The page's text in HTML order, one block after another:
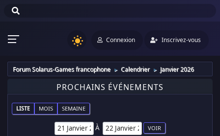
Connexion Inscrivez-vous
Forum Solarus-Games francophone ► Calendrier ► Janvier 2026
PROCHAINS ÉVÉNEMENTS
LISTE MOIS SEMAINE
À